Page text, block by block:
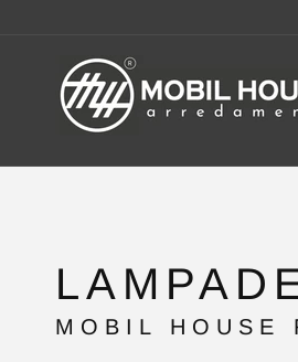
C
O
L
MOBIL HOUSE